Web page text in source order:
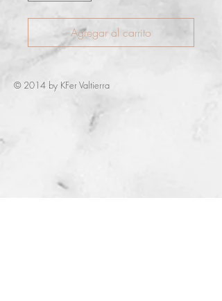
Agregar al carrito
© 2014 by KFer Valtierra